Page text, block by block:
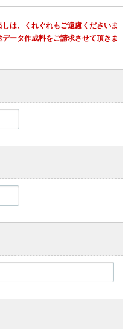
は、くれぐれもご遠慮くださいま
ータ作成料をご請求させて頂きま